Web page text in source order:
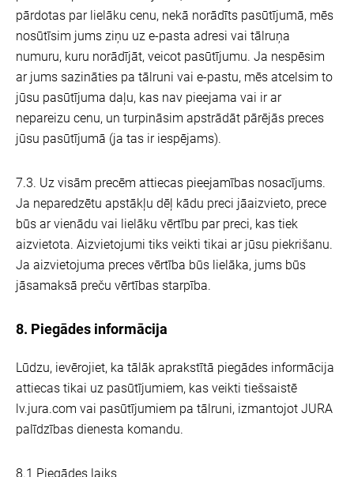
pārdotas par lielāku cenu, nekā norādīts pasūtījumā, mēs
nosūtīsim jums ziņu uz e-pasta adresi vai tālruņa
numuru, kuru norādījāt, veicot pasūtījumu. Ja nespēsim
ar jums sazināties pa tālruni vai e-pastu, mēs atcelsim to
jūsu pasūtījuma daļu, kas nav pieejama vai ir ar
nepareizu cenu, un turpināsim apstrādāt pārējās preces
jūsu pasūtījumā (ja tas ir iespējams).
7.3. Uz visām precēm attiecas pieejamības nosacījums.
Ja neparedzētu apstākļu dēļ kādu preci jāaizvieto, prece
būs ar vienādu vai lielāku vērtību par preci, kas tiek
aizvietota. Aizvietojumi tiks veikti tikai ar jūsu piekrišanu.
Ja aizvietojuma preces vērtība būs lielāka, jums būs
jāsamaksā preču vērtības starpība.
8. Piegādes informācija
Lūdzu, ievērojiet, ka tālāk aprakstītā piegādes informācija
attiecas tikai uz pasūtījumiem, kas veikti tiešsaistē
lv.jura.com vai pasūtījumiem pa tālruni, izmantojot JURA
palīdzības dienesta komandu.
8.1 Piegādes laiks